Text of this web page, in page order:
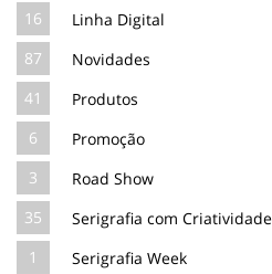
16
Linha Digital
87
Novidades
41
Produtos
6
Promoção
3
Road Show
35
Serigrafia com Criatividade
1
Serigrafia Week